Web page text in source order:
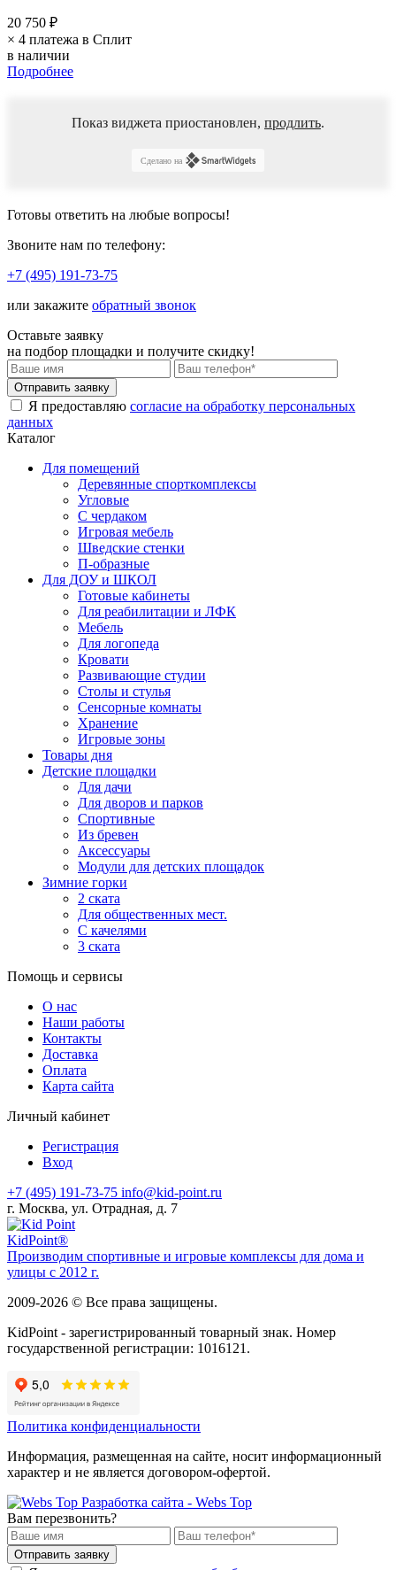
20 750 ₽
× 4 платежа в Сплит
в наличии
Подробнее
Показ виджета приостановлен, продлить.
Сделано на
Готовы ответить на любые вопросы!
Звоните нам по телефону:
+7 (495) 191-73-75
или закажите обратный звонок
Оставьте заявку
на подбор площадки и получите скидку!
Я предоставляю согласие на обработку персональных
данных
Каталог
Для помещений
Деревянные спорткомплексы
Угловые
С чердаком
Игровая мебель
Шведские стенки
П-образные
Для ДОУ и ШКОЛ
Готовые кабинеты
Для реабилитации и ЛФК
Мебель
Для логопеда
Кровати
Развивающие студии
Столы и стулья
Сенсорные комнаты
Хранение
Игровые зоны
Товары дня
Детские площадки
Для дачи
Для дворов и парков
Спортивные
Из бревен
Аксессуары
Модули для детских площадок
Зимние горки
2 ската
Для общественных мест.
С качелями
3 ската
Помощь и сервисы
О нас
Наши работы
Контакты
Доставка
Оплата
Карта сайта
Личный кабинет
Регистрация
Вход
+7 (495) 191-73-75 info@kid-point.ru
г. Москва, ул. Отрадная, д. 7
KidPoint®
Производим спортивные и игровые комплексы для дома и
улицы с 2012 г.
2009-2026 © Все права защищены.
KidPoint - зарегистрированный товарный знак. Номер
государственной регистрации: 1016121.
Политика конфиденциальности
Информация, размещенная на сайте, носит информационный
характер и не является договором-офертой.
Разработка сайта - Webs Top
Вам перезвонить?